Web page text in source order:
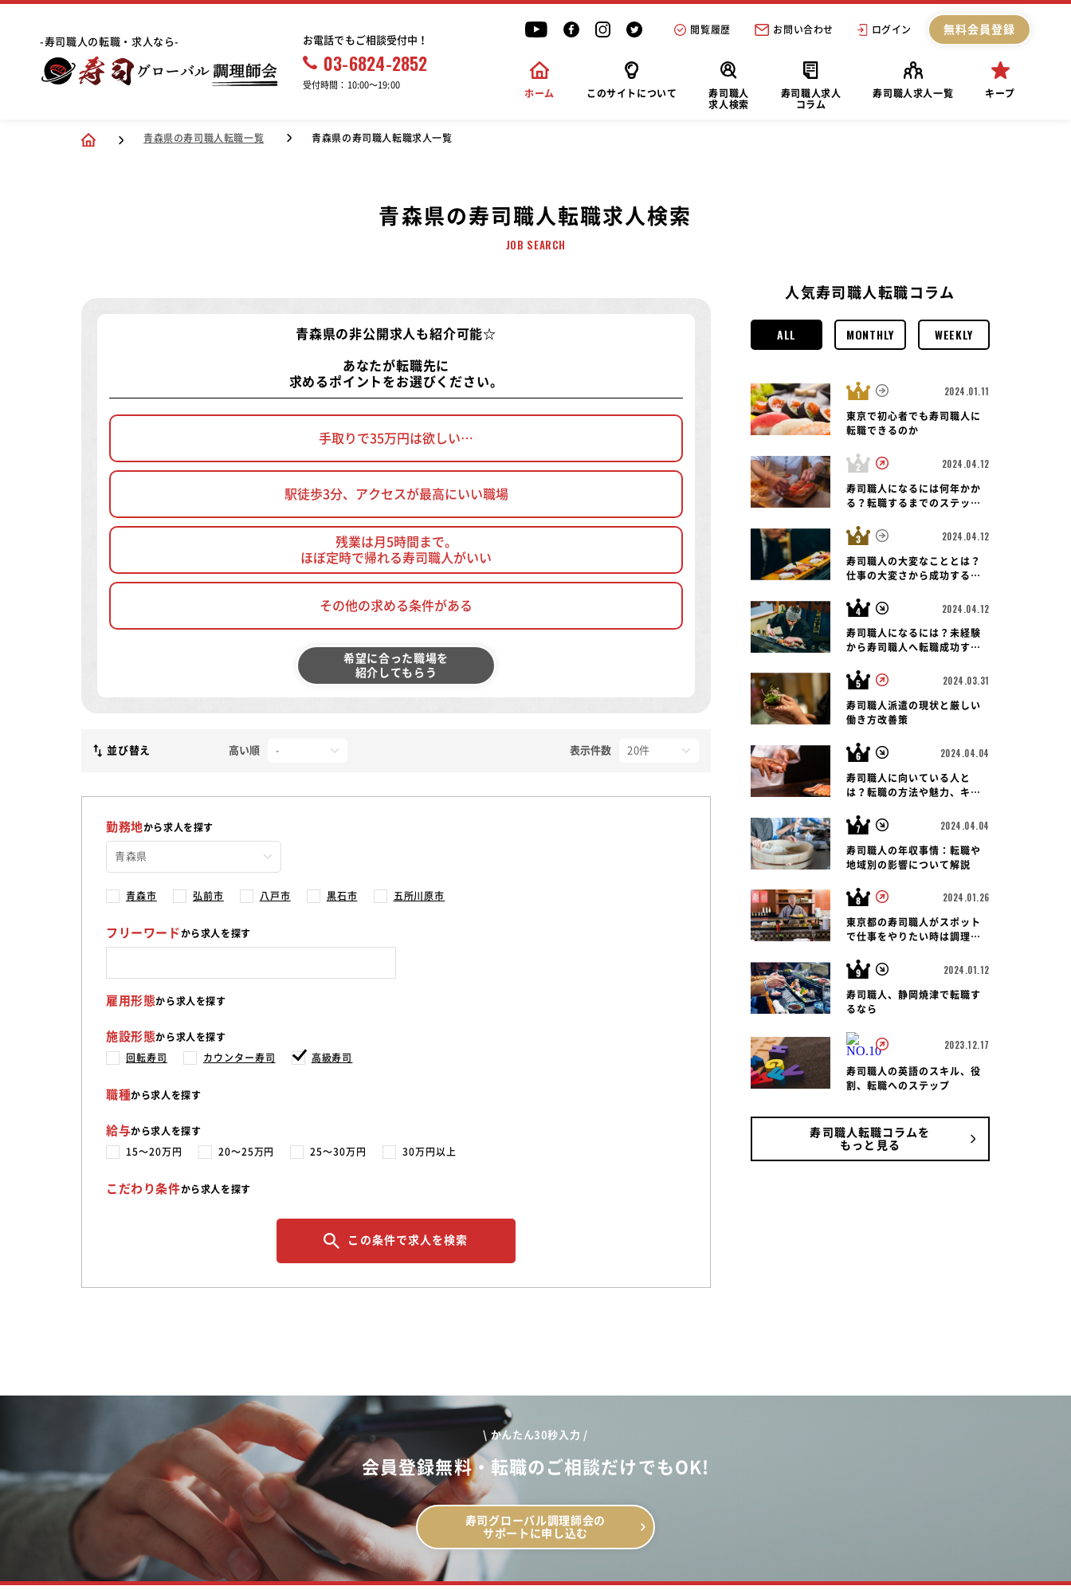
-寿司職人の転職・求人なら- お電話でもご相談受付中！
03-6824-2852
受付時間：10:00〜19:00
閲覧履歴 お問い合わせ ログイン 無料会員登録
ホーム このサイトについて
寿司職人
求人検索
寿司職人求人
コラム
寿司職人求人一覧 キープ
青森県の寿司職人転職一覧 青森県の寿司職人転職求人一覧
青森県の寿司職人転職求人検索
JOB SEARCH
青森県の非公開求人 も紹介可能☆
あなたが転職先に
求めるポイントをお選びください。
手取りで35万円は欲しい…
駅徒歩3分、アクセスが最高にいい職場
残業は月5時間まで。
ほぼ定時で帰れる寿司職人がいい
その他の求める条件がある
希望に合った職場を
紹介してもらう
並び替え 高い順 表示件数
勤務地から求人を探す
青森市 弘前市 八戸市 黒石市 五所川原市
フリーワードから求人を探す
雇用形態から求人を探す
施設形態から求人を探す
回転寿司 カウンター寿司 高級寿司
職種から求人を探す
給与から求人を探す
15〜20万円 20〜25万円 25〜30万円 30万円以上
こだわり条件から求人を探す
この条件で求人を検索
人気寿司職人転職コラム
ALL MONTHLY WEEKLY
2024.01.11
東京で初心者でも寿司職人に
転職できるのか
2024.04.12
寿司職人になるには何年かか
る？転職するまでのステップ
2024.04.12
寿司職人の大変なこととは？
仕事の大変さから成功する転
2024.04.12
寿司職人になるには？未経験
から寿司職人へ転職成功する
2024.03.31
寿司職人派遣の現状と厳しい
働き方改善策
2024.04.04
寿司職人に向いている人と
は？転職の方法や魅力、キャ
説！
2024.04.04
寿司職人の年収事情：転職や
地域別の影響について解説
2024.01.26
東京都の寿司職人がスポット
で仕事をやりたい時は調理師
2024.01.12
寿司職人、静岡焼津で転職す
るなら
2023.12.17
寿司職人の英語のスキル、役
割、転職へのステップ
寿司職人転職コラムを
もっと見る
\ かんたん30秒入力 /
会員登録無料・転職のご相談だけでもOK!
寿司グローバル調理師会の
サポートに申し込む